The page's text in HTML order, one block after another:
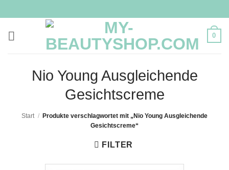
Inhalt
springen
0
Nio Young Ausgleichende
Gesichtscreme
Start /
Produkte verschlagwortet mit „Nio Young Ausgleichende
Gesichtscreme“
FILTER